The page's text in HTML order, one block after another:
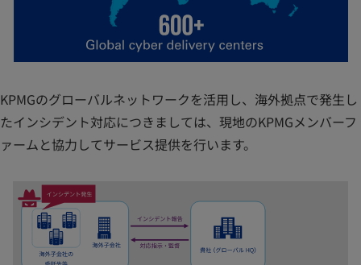
KPMGのグローバルネットワークを活用し、海外拠点で発生し
たインシデント対応につきましては、現地のKPMGメンバーフ
ァームと協力してサービス提供を行います。